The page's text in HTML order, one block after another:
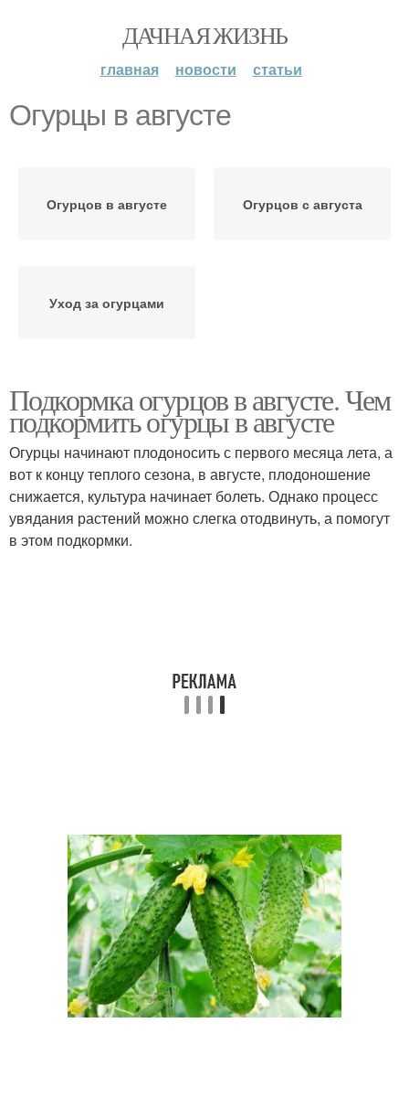
ДАЧНАЯ ЖИЗНЬ
главная новости статьи
Огурцы в августе
Огурцов в августе Огурцов с августа
Уход за огурцами
Подкормка огурцов в августе. Чем
подкормить огурцы в августе
Огурцы начинают плодоносить с первого месяца лета, а
вот к концу теплого сезона, в августе, плодоношение
снижается, культура начинает болеть. Однако процесс
увядания растений можно слегка отодвинуть, а помогут
в этом подкормки.